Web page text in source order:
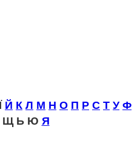
Й КЛ М Н О П РСТУФ
Щ Ь Ю Я